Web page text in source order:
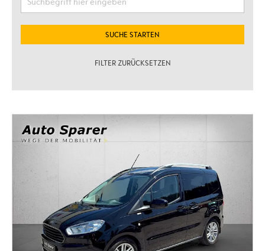
SUCHE STARTEN
FILTER ZURÜCKSETZEN